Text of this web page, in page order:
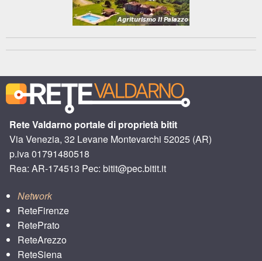
Rete Valdarno portale di proprietà bitit
Via Venezia, 32 Levane Montevarchi 52025 (AR)
p.iva 01791480518
Rea: AR-174513 Pec: bitit@pec.bitit.it
Network
ReteFirenze
RetePrato
ReteArezzo
ReteSiena